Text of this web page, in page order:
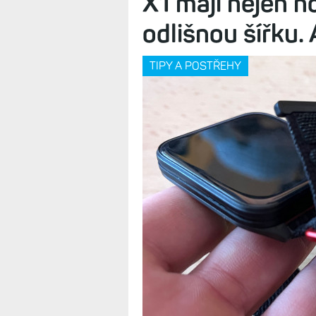
odlišnou šířku.
TIPY A POSTŘEHY